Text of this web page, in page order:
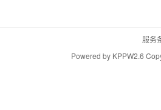
服务
Powered by KPPW2.6